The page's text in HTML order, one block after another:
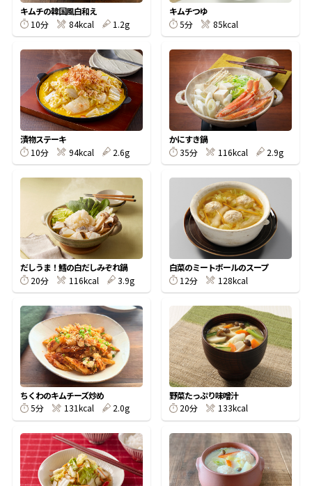
新鮮一番 『氷熟®』
『踊り節』
鰹節屋の
だしパック
だし粉
キムチの韓国風白和え
10分
84kcal 1.2g
キムチつゆ
5分
85kcal
漬物ステーキ
10分
94kcal 2.6g
かにすき鍋
35分
116kcal 2.9g
だしうま！鱈の白だしみぞれ鍋
20分
116kcal 3.9g
白菜のミートボールのスープ
12分
128kcal
ちくわのキムチーズ炒め
5分
131kcal 2.0g
野菜たっぷり味噌汁
20分
133kcal